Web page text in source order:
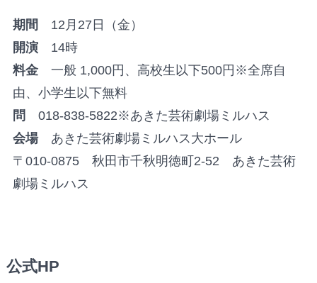
期間 12月27日（金）
開演14時
料金一般 1,000円、高校生以下500円※全席自
由、小学生以下無料
問 018-838-5822※あきた芸術劇場ミルハス
会場あきた芸術劇場ミルハス大ホール
〒010-0875 秋田市千秋明徳町2-52 あきた芸術
劇場ミルハス
公式HP